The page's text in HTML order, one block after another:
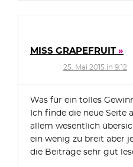
MISS GRAPEFRUIT
25. Mai 2015 in 9:12
Was für ein tolles
Ich finde die neue
allem wesentlich
ein wenig zu breit aber
die Beiträge sehr gut